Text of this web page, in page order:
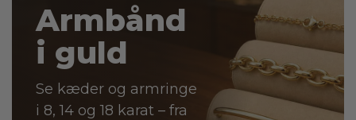
Armbånd
i guld
Se kæder og armringe
i 8, 14 og 18 karat – fra